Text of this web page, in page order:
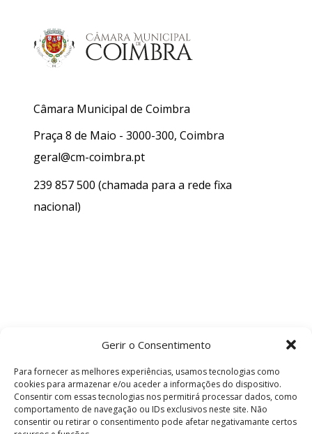
Gerir o Consentimento
Para fornecer as melhores experiências, usamos tecnologias como
cookies para armazenar e/ou aceder a informações do dispositivo.
Consentir com essas tecnologias nos permitirá processar dados, como
comportamento de navegação ou IDs exclusivos neste site. Não
consentir ou retirar o consentimento pode afetar negativamante certos
Câmara Municipal de Coimbra
Praça 8 de Maio - 3000-300, Coimbra
geral@cm-coimbra.pt
239 857 500 (chamada para a rede fixa
nacional)